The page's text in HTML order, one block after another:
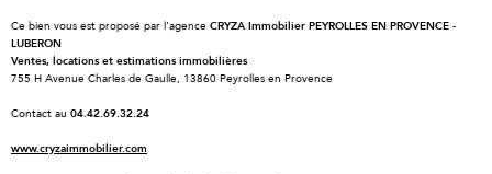
Ce bien vous est proposé par l'agence CRYZA Immobilier PEYROLLES EN PROVENCE -
LUBERON
Ventes, locations et estimations immobilières
755 H Avenue Charles de Gaulle, 13860 Peyrolles en Provence
Contact au 04.42.69.32.24
www.cryzaimmobilier.com